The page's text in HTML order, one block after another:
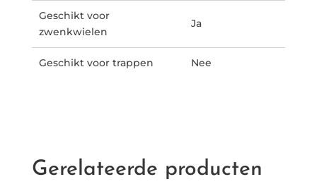
Geschikt voor
zwenkwielen
Ja
Geschikt voor trappen Nee
Gerelateerde producten